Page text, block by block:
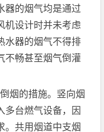
器的烟气均是通过
机设计时并未考虑
水器的烟气不得排
不畅甚至烟气倒灌
烟的措施。竖向烟
多台燃气设备，因
。共用烟道中支烟